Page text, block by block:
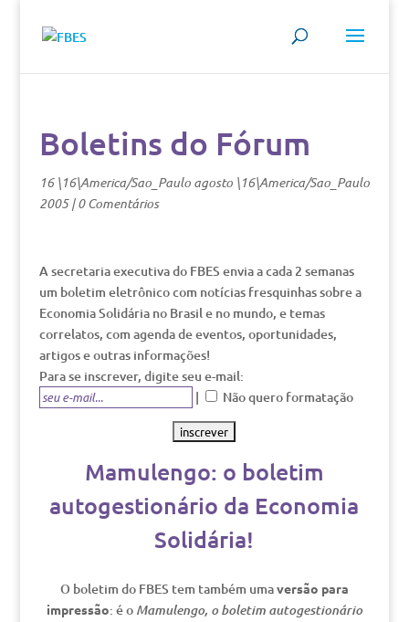
Boletins do Fórum
16 \16\America/Sao_Paulo agosto \16\America/Sao_Paulo
2005|0 Comentários
A secretaria executiva do FBES envia a cada 2 semanas
um boletim eletrônico com notícias fresquinhas sobre a
Economia Solidária no Brasil e no mundo, e temas
correlatos, com agenda de eventos, oportunidades,
artigos e outras informações!
Para se inscrever, digite seu e-mail:
|
Não quero formatação
Mamulengo: o boletim
autogestionário da Economia
Solidária!
O boletim do FBES tem também umaversão para
impressão: é o Mamulengo, o boletim autogestionário